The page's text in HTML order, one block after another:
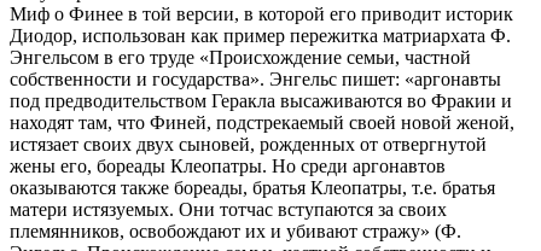
Миф о Финее в той версии, в которой его приводит историк
Диодор, использован как пример пережитка матриархата Ф.
Энгельсом в его труде «Происхождение семьи, частной
собственности и государства». Энгельс пишет: «аргонавты
под предводительством Геракла высаживаются во Фракии и
находят там, что Финей, подстрекаемый своей новой женой,
истязает своих двух сыновей, рожденных от отвергнутой
жены его, бореады Клеопатры. Но среди аргонавтов
оказываются также бореады, братья Клеопатры, т.е. братья
матери истязуемых. Они тотчас вступаются за своих
племянников, освобождают их и убивают стражу» (Ф.